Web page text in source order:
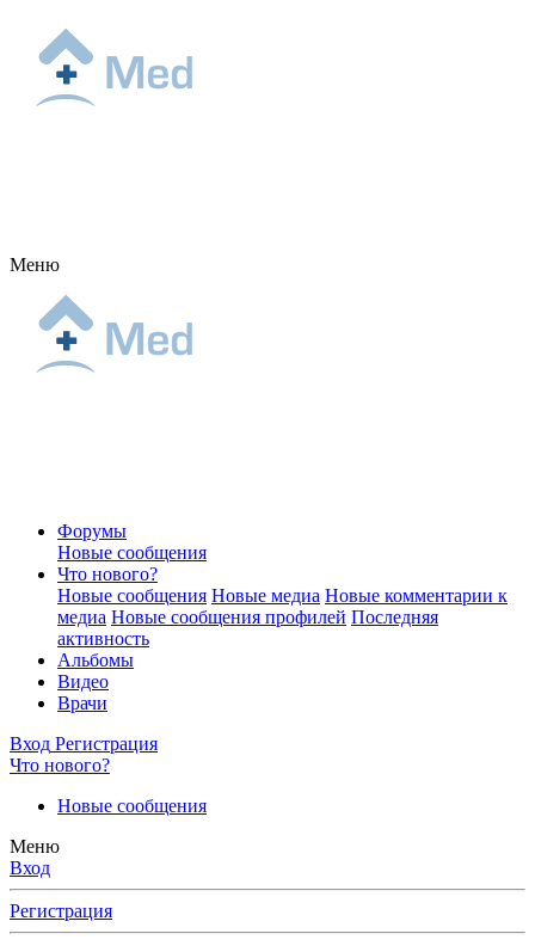
Меню
Форумы
Новые сообщения
Что нового?
Новые сообщения Новые медиа Новые комментарии к
медиа Новые сообщения профилей Последняя
активность
Альбомы
Видео
Врачи
Вход Регистрация
Что нового?
Новые сообщения
Меню
Вход
Регистрация